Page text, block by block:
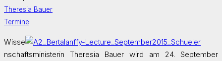
Theresia Bauer
Termine
Wisse
nschaftsministerin Theresia Bauer wird am 24. September